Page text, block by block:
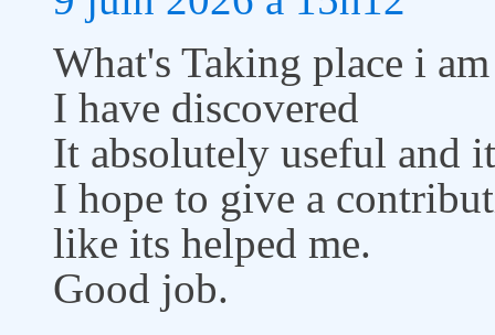
What's Taking place i
I have discovered
It absolutely useful and
I hope to give a
like its helped me.
Good job.